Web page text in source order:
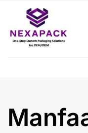
content